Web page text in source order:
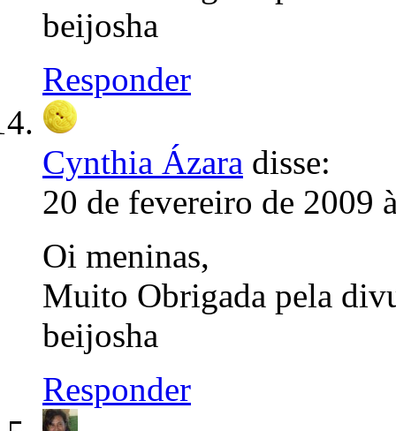
beijosha
Responder
Cynthia Ázara disse:
20 de fevereiro de 2009
Oi meninas,
Muito Obrigada pela
beijosha
Responder